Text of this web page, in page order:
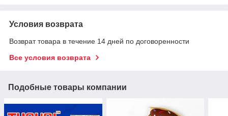
Условия возврата
Возврат товара в течение 14 дней по договоренности
Все условия возврата
Подобные товары компании